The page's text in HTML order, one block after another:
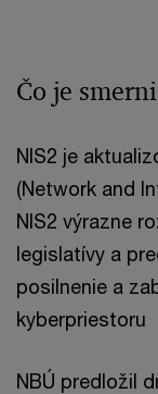
Čo je
NIS2 je
(Network and
NIS2 výrazne
legislatívy a
posilnenie a
kyberpriestoru
NBÚ predložil